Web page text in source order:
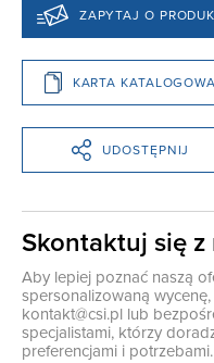
ZAPYTAJ O
KARTA KATALOGOWA
UDOSTĘPNIJ
Skontaktuj się z
Aby lepiej poznać naszą
spersonalizowaną
kontakt@csi.pl lub
specjalistami, którzy
preferencjami i potrzebami.